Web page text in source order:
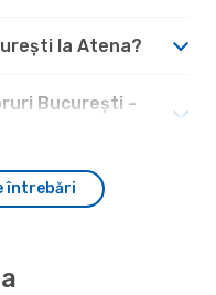
la Atena?
București -
întrebări